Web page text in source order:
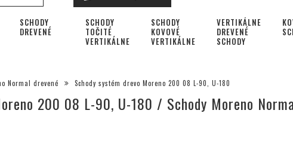
SCHODY
DREVENÉ
SCHODY
TOČITÉ
VERTIKÁLNE
SCHODY
KOVOVÉ
VERTIKÁLNE
VERTIKÁLNE
DREVENÉ
SCHODY
Normal drevené Schody systém drevo Moreno 200 08 L-90, U-180
200 08 L-90, U-180 / Schody Moreno